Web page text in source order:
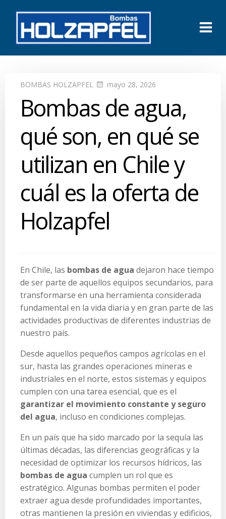
al
contenido
BOMBAS HOLZAPFEL mayo 28, 2026
Bombas de agua,
qué son, en qué se
utilizan en Chile y
cuál es la oferta de
Holzapfel
En Chile, las bombas de agua dejaron hace tiempo
de ser parte de aquellos equipos secundarios, para
transformarse en una herramienta considerada
fundamental en la vida diaria y en gran parte de las
actividades productivas de diferentes industrias de
nuestro país.
Desde aquellos pequeños campos agrícolas en el
sur, hasta las grandes operaciones mineras e
industriales en el norte, estos sistemas y equipos
cumplen con una tarea esencial, que es el
garantizar el movimiento constante y seguro
del agua, incluso en condiciones complejas.
En un país que ha sido marcado por la sequía las
últimas décadas, las diferencias geográficas y la
necesidad de optimizar los recursos hídricos, las
bombas de agua cumplen un rol que es
estratégico. Algunas bombas permiten el poder
extraer agua desde profundidades importantes,
otras mantienen la presión en viviendas y edificios,